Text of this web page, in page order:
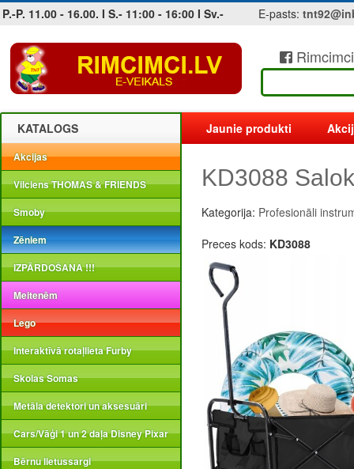
P.-P. 11.00 - 16.00. I S.- 11:00 - 16:00 I Sv.- E-pasts:
Jobs at sea and maritime vacancies
KATALOGS
Akcijas
Vilciens THOMAS & FRIENDS
Smoby
Zēniem
IZPĀRDOŠANA !!!
Meitenēm
Lego
Interaktīvā rotaļlieta Furby
Skolas Somas
Metāla detektori un aksesuāri
Cars/Vāģi 1 un 2 daļa Disney Pixar
Bērnu lietussargi
Jaunie produkti
KD3088
Kategorija: Profesionāli
Preces kods: KD3088